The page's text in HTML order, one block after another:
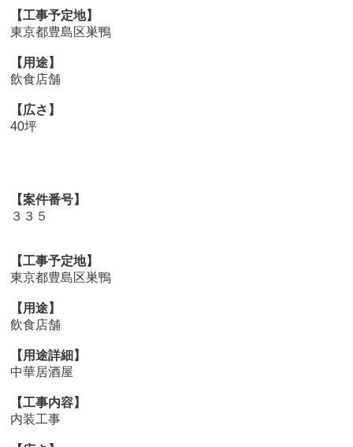
【工事予定地】
東京都豊島区巣鴨
【用途】
飲食店舗
【広さ】
40坪
【案件番号】
３３５
【工事予定地】
東京都豊島区巣鴨
【用途】
飲食店舗
【用途詳細】
中華居酒屋
【工事内容】
内装工事